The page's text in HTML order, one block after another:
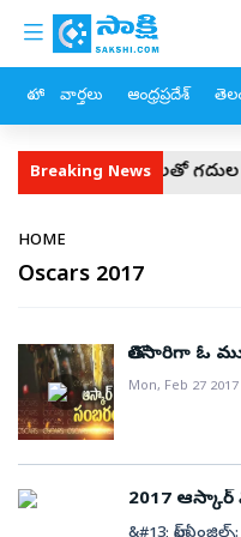
Skip to main content
custom menu
హోం వార్తలు ఆంధ్రప్రదేశ్
Breaking News
నకిలీ ఆధార్‌లతో గదుల
Breadcrumb
HOME
Oscars 2017
తొలిసారిగా ఓ
Mon, Feb 27 2017
2017